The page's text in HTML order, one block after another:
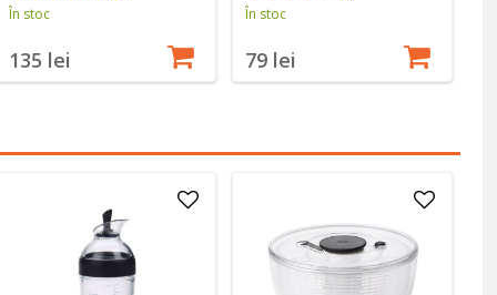
În stoc
135 lei
În stoc
79 lei